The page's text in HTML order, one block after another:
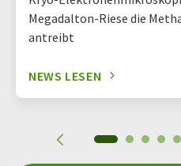
Megadalton-Riese die
antreibt
NEWS LESEN